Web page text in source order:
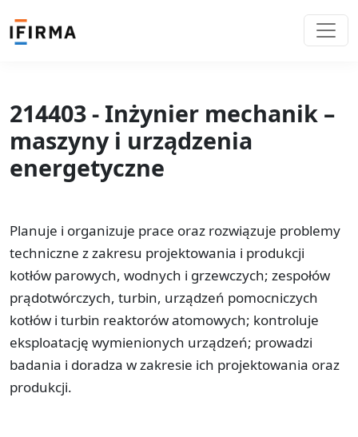
214403 - Inżynier mechanik –
maszyny i urządzenia
energetyczne
Planuje i organizuje prace oraz rozwiązuje problemy
techniczne z zakresu projektowania i produkcji
kotłów parowych, wodnych i grzewczych; zespołów
prądotwórczych, turbin, urządzeń pomocniczych
kotłów i turbin reaktorów atomowych; kontroluje
eksploatację wymienionych urządzeń; prowadzi
badania i doradza w zakresie ich projektowania oraz
produkcji.